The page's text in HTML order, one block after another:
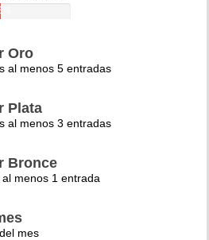
Oro
al menos 5 entradas
Plata
al menos 3 entradas
Bronce
menos 1 entrada
mes